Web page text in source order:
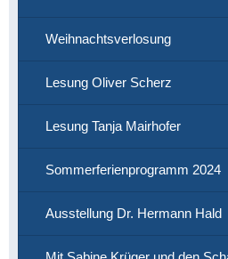
Weihnachtsverlosung
Lesung Oliver Scherz
Lesung Tanja Mairhofer
Sommerferienprogramm 2024
Ausstellung Dr. Hermann Hald